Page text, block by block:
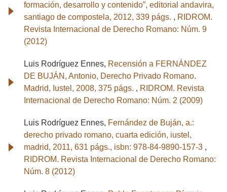
formación, desarrollo y contenido”, editorial andavira,
santiago de compostela, 2012, 339 págs. , RIDROM.
Revista Internacional de Derecho Romano: Núm. 9
(2012)
Luis Rodríguez Ennes, Recensión a FERNÁNDEZ
DE BUJÁN, Antonio, Derecho Privado Romano.
Madrid, Iustel, 2008, 375 págs. , RIDROM. Revista
Internacional de Derecho Romano: Núm. 2 (2009)
Luis Rodríguez Ennes, Fernández de Buján, a.:
derecho privado romano, cuarta edición, iustel,
madrid, 2011, 631 págs., isbn: 978-84-9890-157-3 ,
RIDROM. Revista Internacional de Derecho Romano:
Núm. 8 (2012)